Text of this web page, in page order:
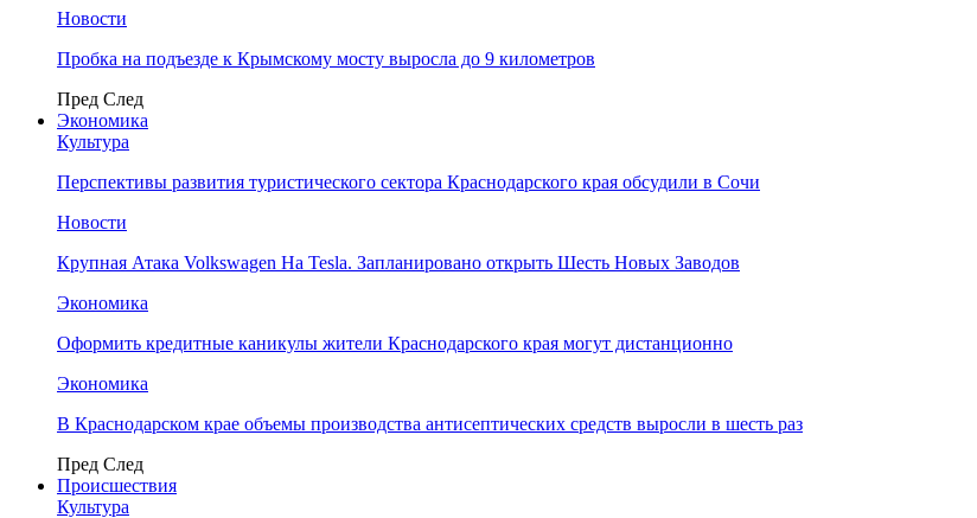
Новости
Пробка на подъезде к Крымскому мосту выросла до 9 километров
Пред След
Экономика
Культура
Перспективы развития туристического сектора Краснодарского края обсудили в Сочи
Новости
Крупная Атака Volkswagen На Tesla. Запланировано открыть Шесть Новых Заводов
Экономика
Оформить кредитные каникулы жители Краснодарского края могут дистанционно
Экономика
В Краснодарском крае объемы производства антисептических средств выросли в шесть раз
Пред След
Происшествия
Культура